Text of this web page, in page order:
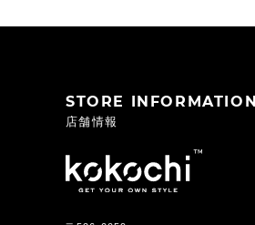
STORE INFORMATION
店舗情報